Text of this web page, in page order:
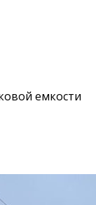
емкости